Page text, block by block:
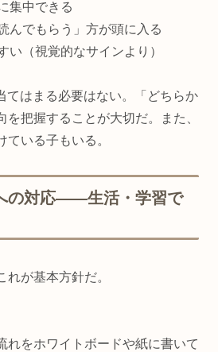
集中できる
んでもらう」方が頭に入る
い（視覚的なサインより）
てはまる必要はない。「どちらか
を把握することが大切だ。また、
いる子もいる。
の対応——生活・学習で
れが基本方針だ。
れをホワイトボードや紙に書いて